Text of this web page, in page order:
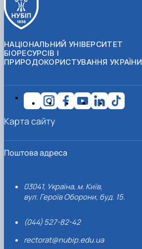
НАЦІОНАЛЬНИЙ УНІВЕРСИТЕТ
БІОРЕСУРСІВ І
ПРИРОДОКОРИСТУВАННЯ УКРАЇНИ
Поштова адреса
03041, Україна, м. Київ,
вул. Героїв Оборони, буд. 15.
(044) 527-82-42
rectorat@nubip.edu.ua
Карта сайту